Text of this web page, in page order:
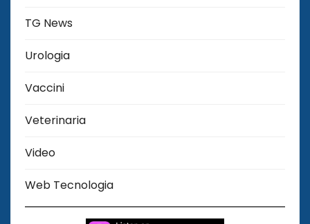
TG News
Urologia
Vaccini
Veterinaria
Video
Web Tecnologia